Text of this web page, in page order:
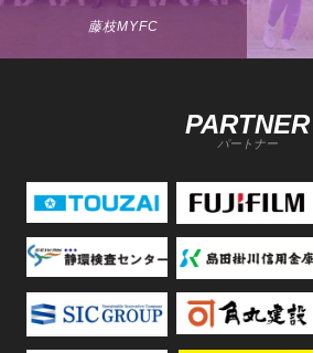
藤枝MYFC
PARTNER
パートナー